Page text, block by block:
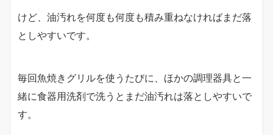
けど、油汚れを何度も何度も積み重ねなければまだ落
としやすいです。
毎回魚焼きグリルを使うたびに、ほかの調理器具と一
緒に食器用洗剤で洗うとまだ油汚れは落としやすいで
す。